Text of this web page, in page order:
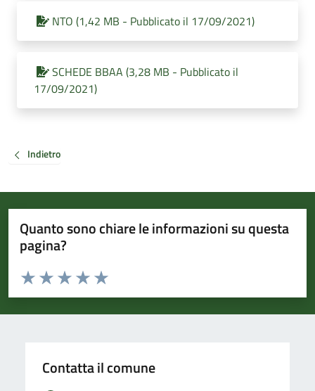
NTO (1,42 MB - Pubblicato il 17/09/2021)
SCHEDE BBAA (3,28 MB - Pubblicato il
17/09/2021)
Indietro
Quanto sono chiare le informazioni su questa
pagina?
Valuta da 1 a 5 stelle la pagina
Valuta 5 stelle su 5
Valuta 4 stelle su 5
Valuta 3 stelle su 5
Valuta 2 stelle su 5
Valuta 1 stelle su 5
Contatta il comune